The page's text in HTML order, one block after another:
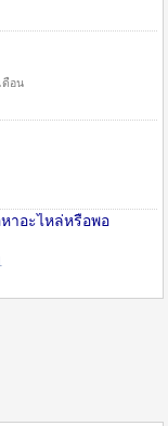
ดือน
หาอะไหล่หรือพอ